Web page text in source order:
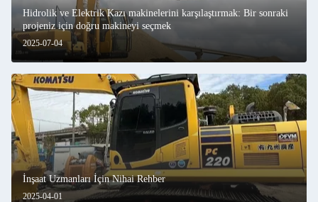
2025-07-04
Hidrolik ve Elektrik Kazı makinelerini karşılaştırmak: Bir sonraki
projeniz için doğru makineyi seçmek
2025-04-01
İnşaat Uzmanları İçin Nihai Rehber